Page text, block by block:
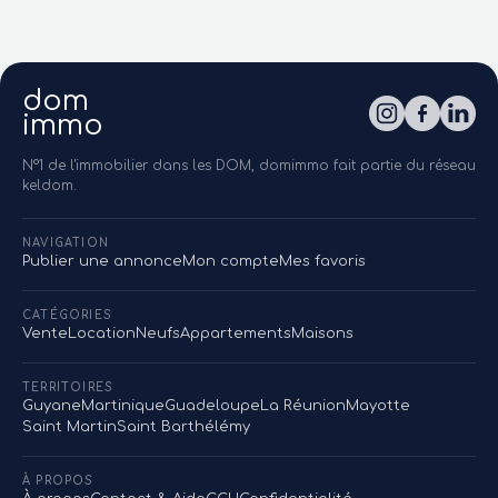
dom
immo
N°1 de l'immobilier dans les DOM, domimmo fait partie du réseau
keldom.
NAVIGATION
Publier une annonceMon compteMes favoris
CATÉGORIES
Vente LocationNeufsAppartementsMaisons
TERRITOIRES
GuyaneMartiniqueGuadeloupe La RéunionMayotte
Saint MartinSaint Barthélémy
À PROPOS